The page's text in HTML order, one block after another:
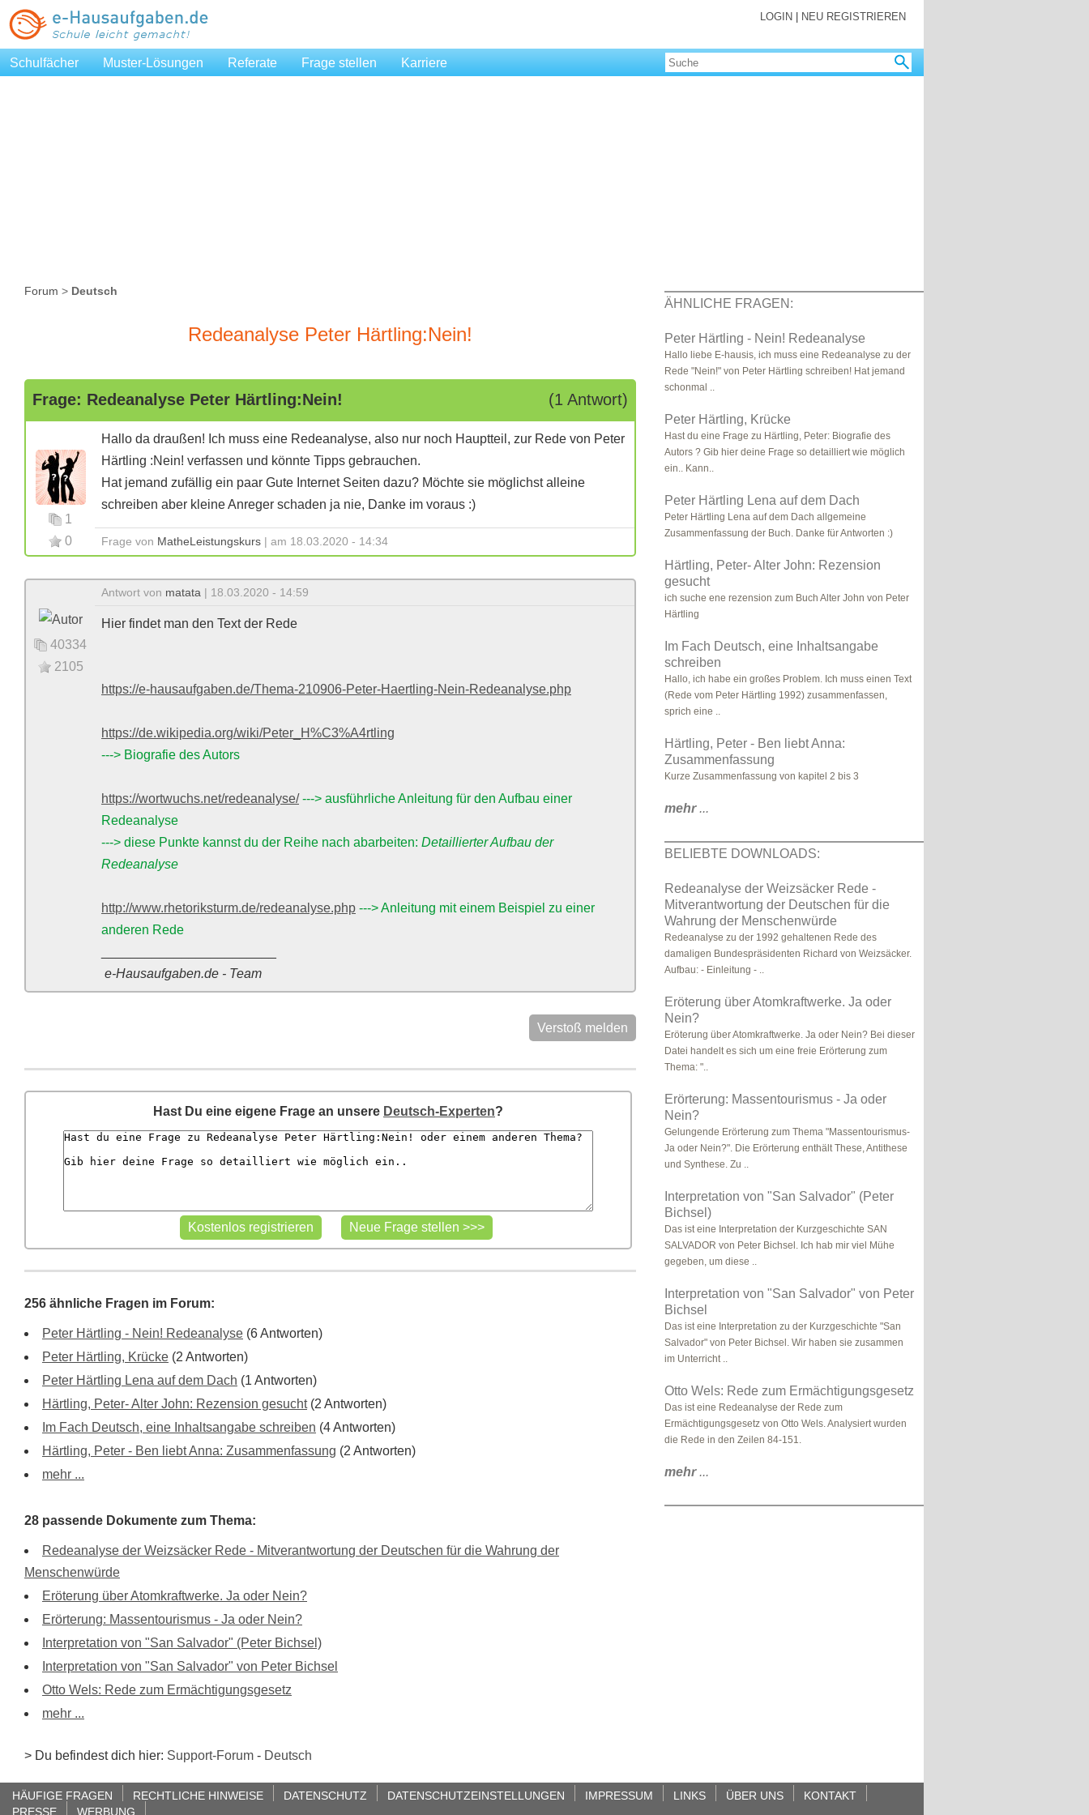
LOGIN NEU REGISTRIEREN
Schulfächer Muster-Lösungen Referate Frage stellen Karriere
Forum > Deutsch
Redeanalyse Peter Härtling:Nein!
Frage: Redeanalyse Peter Härtling:Nein! (1 Antwort)
1
0
Hallo da draußen! Ich muss eine Redeanalyse, also nur noch Hauptteil, zur Rede von Peter
Härtling :Nein! verfassen und könnte Tipps gebrauchen.
Hat jemand zufällig ein paar Gute Internet Seiten dazu? Möchte sie möglichst alleine
schreiben aber kleine Anreger schaden ja nie, Danke im voraus :)
Frage von MatheLeistungskurs | am 18.03.2020 - 14:34
40334
2105
Antwort von matata | 18.03.2020 - 14:59
Hier findet man den Text der Rede
https://e-hausaufgaben.de/Thema-210906-Peter-Haertling-Nein-Redeanalyse.php
https://de.wikipedia.org/wiki/Peter_H%C3%A4rtling
---> Biografie des Autors
https://wortwuchs.net/redeanalyse/ ---> ausführliche Anleitung für den Aufbau einer
Redeanalyse
---> diese Punkte kannst du der Reihe nach abarbeiten: Detaillierter Aufbau der
Redeanalyse
http://www.rhetoriksturm.de/redeanalyse.php ---> Anleitung mit einem Beispiel zu einer
anderen Rede
e-Hausaufgaben.de - Team
Verstoß melden
Hast Du eine eigene Frage an unsere Deutsch-Experten?
256 ähnliche Fragen im Forum:
Peter Härtling - Nein! Redeanalyse (6 Antworten)
Peter Härtling, Krücke (2 Antworten)
Peter Härtling Lena auf dem Dach (1 Antworten)
Härtling, Peter- Alter John: Rezension gesucht(2 Antworten)
Im Fach Deutsch, eine Inhaltsangabe schreiben (4 Antworten)
Härtling, Peter - Ben liebt Anna: Zusammenfassung (2 Antworten)
mehr ...
28 passende Dokumente zum Thema:
Redeanalyse der Weizsäcker Rede - Mitverantwortung der Deutschen für die Wahrung der
Menschenwürde
Eröterung über Atomkraftwerke. Ja oder Nein?
Erörterung: Massentourismus - Ja oder Nein?
Interpretation von "San Salvador" (Peter Bichsel)
Interpretation von "San Salvador" von Peter Bichsel
Otto Wels: Rede zum Ermächtigungsgesetz
mehr ...
> Du befindest dich hier: Support-Forum - Deutsch
ÄHNLICHE FRAGEN:
Peter Härtling - Nein! Redeanalyse
Hallo liebe E-hausis, ich muss eine Redeanalyse zu der
Rede "Nein!" von Peter Härtling schreiben! Hat jemand
schonmal ..
Peter Härtling, Krücke
Hast du eine Frage zu Härtling, Peter: Biografie des
Autors ? Gib hier deine Frage so detailliert wie möglich
ein.. Kann..
Peter Härtling Lena auf dem Dach
Peter Härtling Lena auf dem Dach allgemeine
Zusammenfassung der Buch. Danke für Antworten :)
Härtling, Peter- Alter John: Rezension
gesucht
ich suche ene rezension zum Buch Alter John von Peter
Härtling
Im Fach Deutsch, eine Inhaltsangabe
schreiben
Hallo, ich habe ein großes Problem. Ich muss einen Text
(Rede vom Peter Härtling 1992) zusammenfassen,
sprich eine ..
Härtling, Peter - Ben liebt Anna:
Zusammenfassung
Kurze Zusammenfassung von kapitel 2 bis 3
mehr...
BELIEBTE DOWNLOADS:
Redeanalyse der Weizsäcker Rede -
Mitverantwortung der Deutschen für die
Wahrung der Menschenwürde
Redeanalyse zu der 1992 gehaltenen Rede des
damaligen Bundespräsidenten Richard von Weizsäcker.
Aufbau: - Einleitung - ..
Eröterung über Atomkraftwerke. Ja oder
Nein?
Eröterung über Atomkraftwerke. Ja oder Nein? Bei dieser
Datei handelt es sich um eine freie Erörterung zum
Thema: "..
Erörterung: Massentourismus - Ja oder
Nein?
Gelungende Erörterung zum Thema "Massentourismus-
Ja oder Nein?". Die Erörterung enthält These, Antithese
und Synthese. Zu ..
Interpretation von "San Salvador" (Peter
Bichsel)
Das ist eine Interpretation der Kurzgeschichte SAN
SALVADOR von Peter Bichsel. Ich hab mir viel Mühe
gegeben, um diese ..
Interpretation von "San Salvador" von Peter
Bichsel
Das ist eine Interpretation zu der Kurzgeschichte "San
Salvador" von Peter Bichsel. Wir haben sie zusammen
im Unterricht ..
Otto Wels: Rede zum Ermächtigungsgesetz
Das ist eine Redeanalyse der Rede zum
Ermächtigungsgesetz von Otto Wels. Analysiert wurden
die Rede in den Zeilen 84-151.
mehr...
HÄUFIGE FRAGEN RECHTLICHE HINWEISE DATENSCHUTZ DATENSCHUTZEINSTELLUNGEN IMPRESSUM LINKS ÜBER UNS
KONTAKT
PRESSE
WERBUNG